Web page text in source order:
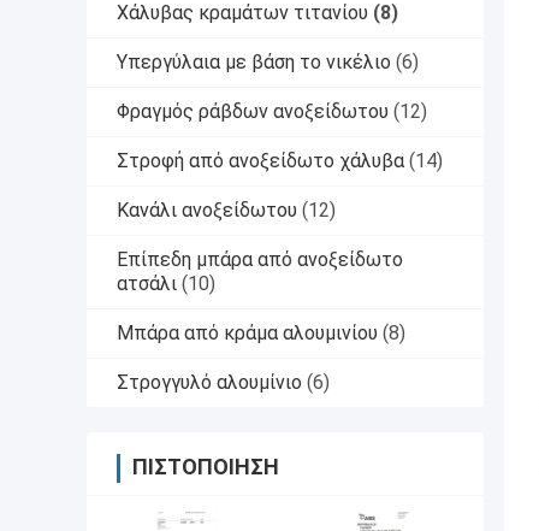
Χάλυβας κραμάτων τιτανίου (8)
Υπεργύλαια με βάση το νικέλιο (6)
Φραγμός ράβδων ανοξείδωτου (12)
Στροφή από ανοξείδωτο χάλυβα (14)
Κανάλι ανοξείδωτου (12)
Επίπεδη μπάρα από ανοξείδωτο
ατσάλι (10)
Μπάρα από κράμα αλουμινίου (8)
Στρογγυλό αλουμίνιο (6)
ΠΙΣΤΟΠΟΊΗΣΗ